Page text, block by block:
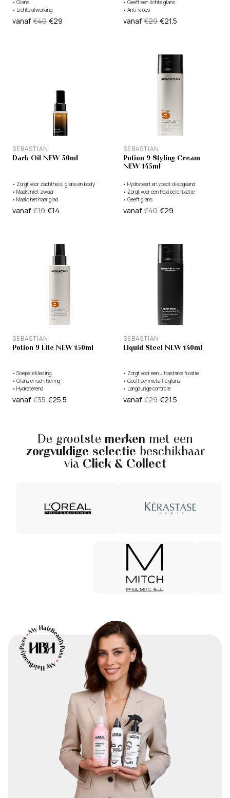
• Glans
• Lichte afwerking
vanaf €40 €29
• Geeft een lichte glans
• Anti-kroes
vanaf €29 €21.5
SEBASTIAN
Dark Oil NEW 30ml
• Zorgt voor zachtheid, glans en body
• Maakt niet zwaar
• Maakt het haar glad
vanaf €19 €14
SEBASTIAN
Potion 9 Styling Cream
NEW 145ml
• Hydrateert en voedt diepgaand
• Zorgt voor een flexibele fixatie
• Geeft glans
vanaf €40 €29
SEBASTIAN
Potion 9 Lite NEW 150ml
• Soepele kleding
• Glans en schittering
• Hydraterend
vanaf €35 €25.5
SEBASTIAN
Liquid Steel NEW 140ml
• Zorgt voor een ultrastarke fixatie
• Geeft een metallic glans
• Langdurige controle
vanaf €29 €21.5
De grootste merken met een
zorgvuldige selectie beschikbaar
via Click & Collect